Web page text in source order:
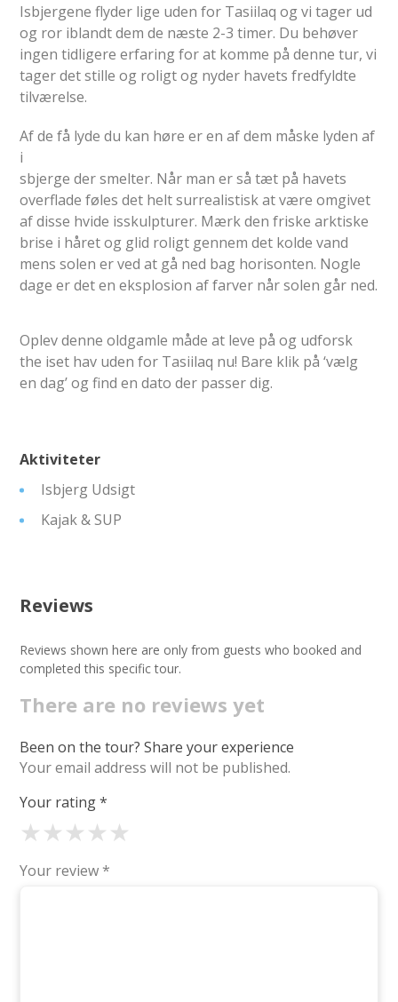
Isbjergene flyder lige uden for Tasiilaq og vi tager ud
og ror iblandt dem de næste 2-3 timer. Du behøver
ingen tidligere erfaring for at komme på denne tur, vi
tager det stille og roligt og nyder havets fredfyldte
tilværelse.
Af de få lyde du kan høre er en af dem måske lyden af
i
sbjerge der smelter. Når man er så tæt på havets
overflade føles det helt surrealistisk at være omgivet
af disse hvide isskulpturer. Mærk den friske arktiske
brise i håret og glid roligt gennem det kolde vand
mens solen er ved at gå ned bag horisonten. Nogle
dage er det en eksplosion af farver når solen går ned.
Oplev denne oldgamle måde at leve på og udforsk
the iset hav uden for Tasiilaq nu! Bare klik på ‘vælg
en dag’ og find en dato der passer dig.
Aktiviteter
Isbjerg Udsigt
Kajak & SUP
Reviews
Reviews shown here are only from guests who booked and
completed this specific tour.
There are no reviews yet
Been on the tour? Share your experience
Your email address will not be published.
Your rating*
★
★
★
★
★
Your review *